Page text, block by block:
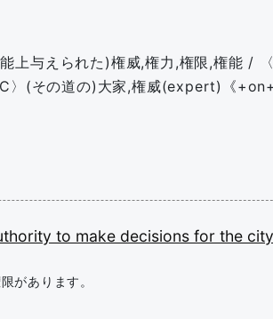
能上与えられた)権威,権力,権限,権能 /
〉(その道の)大家,権威(expert)《+on+
to make decisions for the
があります。